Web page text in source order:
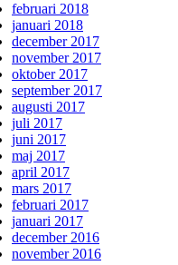
februari 2018
januari 2018
december 2017
november 2017
oktober 2017
september 2017
augusti 2017
juli 2017
juni 2017
maj 2017
april 2017
mars 2017
februari 2017
januari 2017
december 2016
november 2016